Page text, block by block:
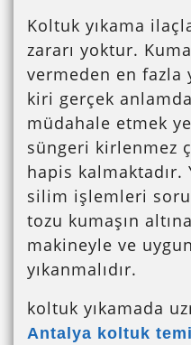
Koltuk yıkama
zararı yoktur.
vermeden en fazla
kiri gerçek
müdahale etmek
süngeri kirlenmez
hapis kalmaktadır.
silim işlemleri
tozu kumaşın
makineyle ve
yıkanmalıdır.
koltuk yıkamada
Antalya koltuk